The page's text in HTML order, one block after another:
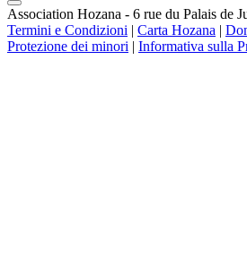
Association Hozana - 6 rue du Palais de
Termini e Condizioni | Carta Hozana |
Protezione dei minori | Informativa sulla